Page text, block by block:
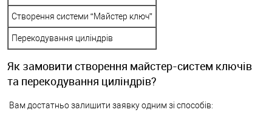
Створення системи “Майстер ключ”
Перекодування циліндрів
Як замовити створення майстер-систем ключів
та перекодування циліндрів?
Вам достатньо залишити заявку одним зі способів: